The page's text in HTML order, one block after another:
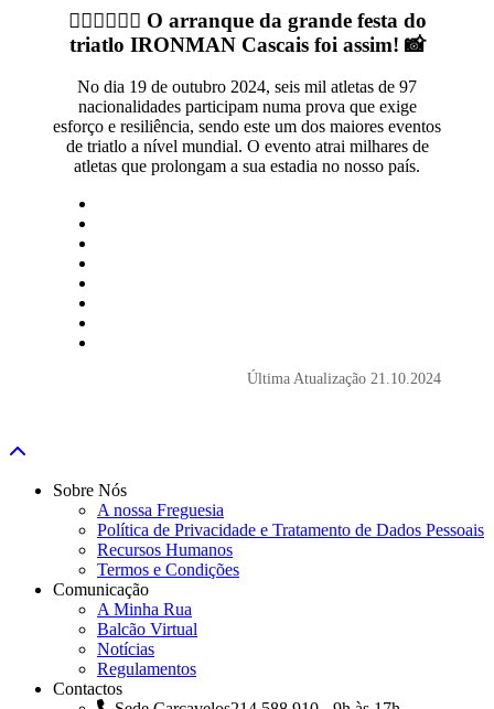
🏃‍♂️🚴‍♀️🏊‍♀️ O arranque da grande festa do
triatlo IRONMAN Cascais foi assim! 📸
No dia 19 de outubro 2024, seis mil atletas de 97
nacionalidades participam numa prova que exige
esforço e resiliência, sendo este um dos maiores eventos
de triatlo a nível mundial. O evento atrai milhares de
atletas que prolongam a sua estadia no nosso país.
Última Atualização 21.10.2024
Sobre Nós
A nossa Freguesia
Política de Privacidade e Tratamento de Dados Pessoais
Recursos Humanos
Termos e Condições
Comunicação
A Minha Rua
Balcão Virtual
Notícias
Regulamentos
Contactos